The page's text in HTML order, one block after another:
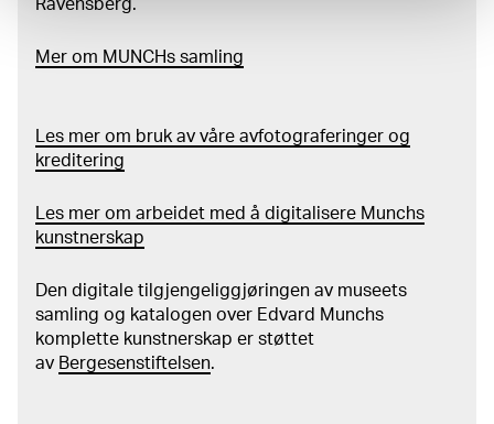
Ravensberg.
Mer om MUNCHs samling
Les mer om bruk av våre avfotograferinger og
kreditering
Les mer om arbeidet med å digitalisere Munchs
kunstnerskap
Den digitale tilgjengeliggjøringen av museets
samling og katalogen over Edvard Munchs
komplette kunstnerskap er støttet
av Bergesenstiftelsen.